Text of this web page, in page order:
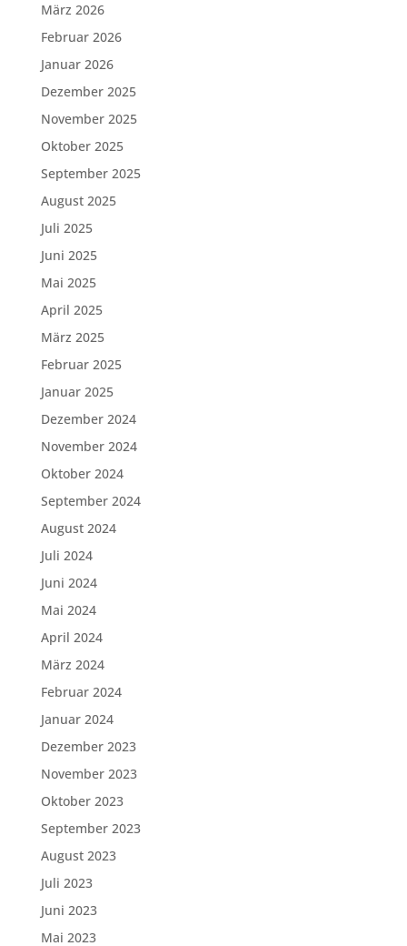
März 2026
Februar 2026
Januar 2026
Dezember 2025
November 2025
Oktober 2025
September 2025
August 2025
Juli 2025
Juni 2025
Mai 2025
April 2025
März 2025
Februar 2025
Januar 2025
Dezember 2024
November 2024
Oktober 2024
September 2024
August 2024
Juli 2024
Juni 2024
Mai 2024
April 2024
März 2024
Februar 2024
Januar 2024
Dezember 2023
November 2023
Oktober 2023
September 2023
August 2023
Juli 2023
Juni 2023
Mai 2023